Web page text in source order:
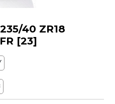
40 ZR18
[23]